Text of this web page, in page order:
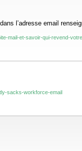
l’adresse email
mail-et-savoir-qui-revend-
sacks-workforce-email